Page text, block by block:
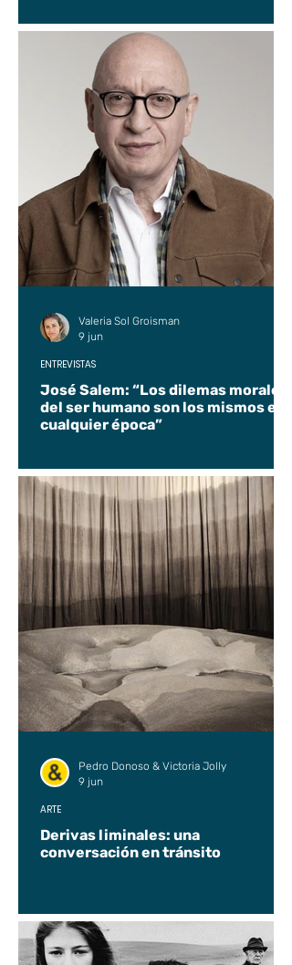
José Salem: “Los dilemas morales
del ser humano son los mismos en
cualquier época”
ENTREVISTAS
Valeria Sol Groisman
9 jun
Derivas liminales: una
conversación en tránsito
ARTE
Pedro Donoso & Victoria Jolly
9 jun